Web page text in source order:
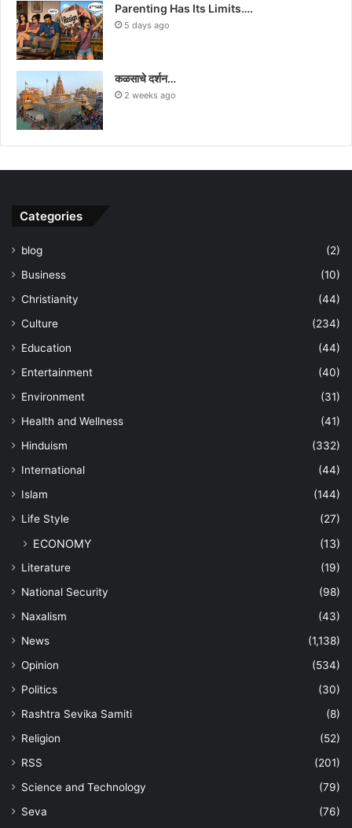
Parenting Has Its Limits….
5 days ago
कळसाचे दर्शन…
2 weeks ago
Categories
blog
(2)
Business
(10)
Christianity
(44)
Culture
(234)
Education
(44)
Entertainment
(40)
Environment
(31)
Health and Wellness
(41)
Hinduism
(332)
International
(44)
Islam
(144)
Life Style
(27)
ECONOMY (13)
Literature
(19)
National Security
(98)
Naxalism
(43)
News
(1,138)
Opinion
(534)
Politics
(30)
Rashtra Sevika Samiti
(8)
Religion
(52)
RSS
(201)
Science and Technology
(79)
Seva
(76)